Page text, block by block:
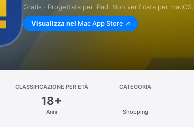
Gratis · Progettata per iPad. Non verificata per macOS.
Visualizza nel Mac App Store
CLASSIFICAZIONE PER ETÀ
18+
Anni
CATEGORIA
Shopping